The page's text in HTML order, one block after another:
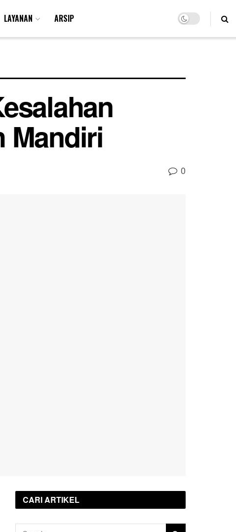
LAYANAN ARSIP
Mandiri
0
CARI ARTIKEL